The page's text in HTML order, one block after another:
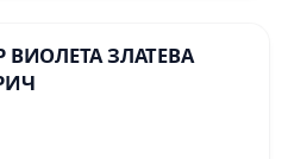
ЗЛАТЕВА